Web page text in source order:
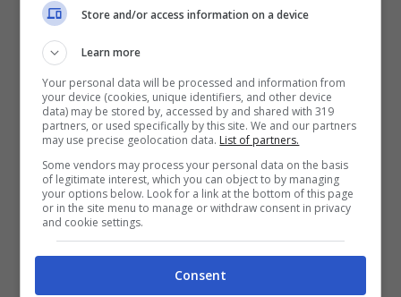
Se da un alto Camilla è chiaramente vista
come la
dall’altro non si può negare che sia la
conferma dell’antico proverbio “il primo
amore non si scorda mai”: nel 1999, quasi
vent’anni dopo essersi conosciuti, Carlo e
Camilla hanno potuto apparire in pubblico
come coppia e sposarsi nel 2005. Inoltre,
ogni donna dovrebbe riflettere sul fatto che
un uomo possa preferire una donna più
Store and/or access information on a device
Learn more
Your personal data will be processed and information from
your device (cookies, unique identifiers, and other device
data) may be stored by, accessed by and shared with 319
partners, or used specifically by this site. We and our partners
may use precise geolocation data. List of partners.
Some vendors may process your personal data on the basis
of legitimate interest, which you can object to by managing
your options below. Look for a link at the bottom of this page
or in the site menu to manage or withdraw consent in privacy
and cookie settings.
Consent